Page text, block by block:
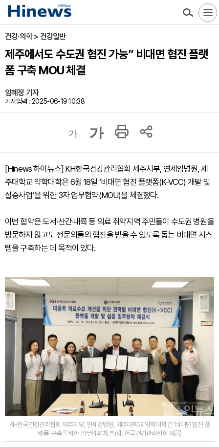
건강·의학 > 건강일반
제주에서도 수도권 협진 가능” 비대면 협진 플랫
폼 구축 MOU 체결
임혜정 기자
기사입력 : 2025-06-19 10:38
가 가
[Hinews 하이뉴스] KH한국건강관리협회 제주지부, 연세암병원, 제
주대학교 약학대학은 6월 18일 ‘비대면 협진 플랫폼(K-VCC) 개발 및
실증사업’을 위한 3자 업무협약(MOU)을 체결했다.
이번 협약은 도서·산간·내륙 등 의료 취약지역 주민들이 수도권 병원을
방문하지 않고도 전문의들의 협진을 받을 수 있도록 돕는 비대면 시스
템을 구축하는 데 목적이 있다.
KH한국건강관리협회 제주지부, 연세암병원, 제주대학교 약학대학 간 ‘비대면 협진 플
랫폼’ 구축을 위한 업무협약 체결 (KH한국건강관리협회 제공)